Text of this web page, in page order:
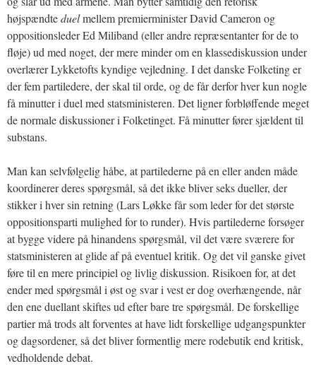
højspændteduelmellem premierminister David Cameron og
oppositionsleder Ed Miliband (eller andre repræsentanter for de to
fløje) ud med noget, der mere minder om en klassediskussion under
overlærer Lykketofts kyndige vejledning. I det danske Folketing er
der fem partiledere, der skal til orde, og de får derfor hver kun nogle
få minutter i duel med statsministeren. Det ligner forbløffende meget
de normale diskussioner i Folketinget. Få minutter fører sjældent til
substans.
Man kan selvfølgelig håbe, at partilederne på en eller anden måde
koordinerer deres spørgsmål, så det ikke bliver seks dueller, der
stikker i hver sin retning (Lars Løkke får som leder for det største
oppositionsparti mulighed for to runder). Hvis partilederne forsøger
at bygge videre på hinandens spørgsmål, vil det være sværere for
statsministeren at glide af på eventuel kritik. Og det vil ganske givet
føre til en mere principiel og livlig diskussion. Risikoen for, at det
ender med spørgsmål i øst og svar i vest er dog overhængende, når
den ene duellant skiftes ud efter bare tre spørgsmål. De forskellige
partier må trods alt forventes at have lidt forskellige udgangspunkter
og dagsordener, så det bliver formentlig mere rodebutik end kritisk,
vedholdende debat.